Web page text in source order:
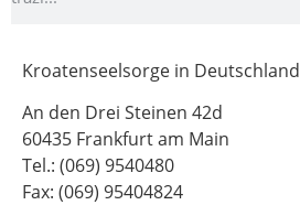
Kroatenseelsorge in Deutschland
An den Drei Steinen 42d
60435 Frankfurt am Main
Tel.: (069) 9540480
Fax: (069) 95404824